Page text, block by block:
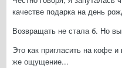
качестве подарка на день
Возвращать не стала б. Но
Это как пригласить на кофе
же ощущение...